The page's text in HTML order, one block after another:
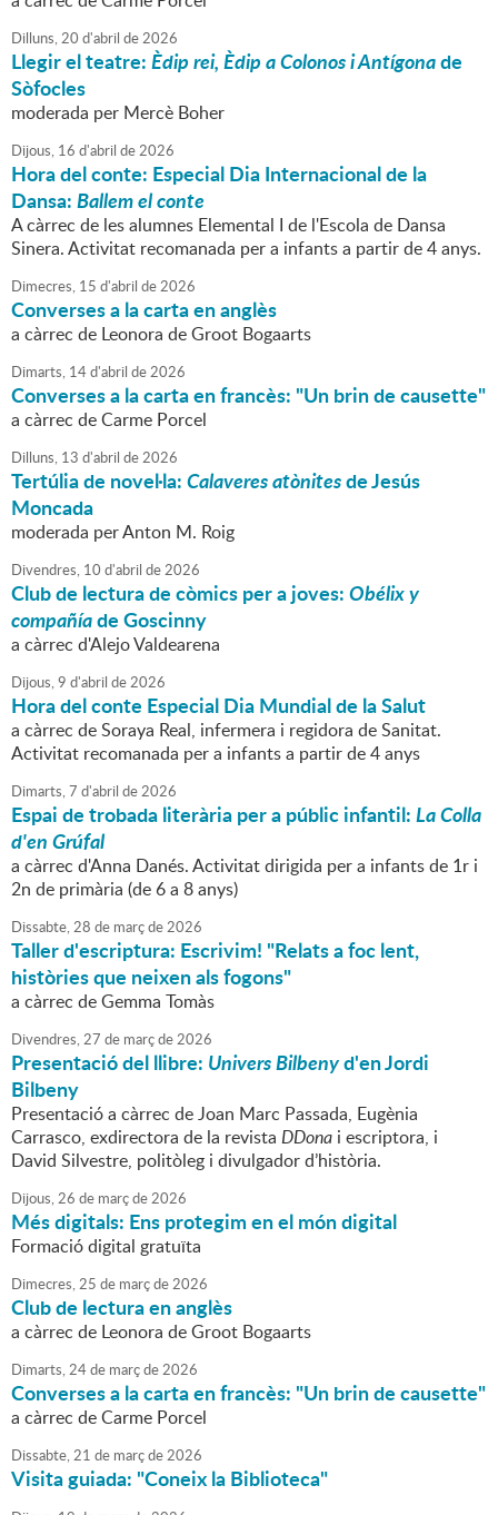
Dilluns,20 d'abril de2026
Llegir el teatre:Èdip rei, Èdip a Colonos i Antígonade
Sòfocles
moderada per Mercè Boher
Dijous, 16 d'abril de2026
Hora del conte: Especial Dia Internacional de la
Dansa:Ballem el conte
A càrrec de les alumnes Elemental I de l'Escola de Dansa
Sinera. Activitat recomanada per a infants a partir de 4 anys.
Dimecres, 15 d'abril de2026
Converses a la carta en anglès
a càrrec de Leonora de Groot Bogaarts
Dimarts, 14d'abril de2026
Converses a la carta en francès: "Un brin de causette"
a càrrec de Carme Porcel
Dilluns, 13 d'abril de2026
Tertúlia de novel·la:Calaveres atònitesde Jesús
Moncada
moderada per Anton M. Roig
Divendres, 10 d'abril de2026
Club de lectura de còmics per a joves:Obélix y
compañíade Goscinny
a càrrec d'Alejo Valdearena
Dijous,9 d'abril de2026
Hora del conte Especial Dia Mundial de la Salut
a càrrec de Soraya Real, infermera i regidora de Sanitat.
Activitat recomanada per a infants a partir de 4 anys
Dimarts,7 d'abril de2026
Espai de trobada literària per a públic infantil:La Colla
d'en Grúfal
a càrrec d'Anna Danés. Activitat dirigida per a infants de 1r i
2n de primària (de 6 a 8 anys)
Dissabte,28 de marçde2026
Taller d'escriptura: Escrivim! "Relats a foc lent,
històries que neixen als fogons"
a càrrec de Gemma Tomàs
Divendres,27 de marçde2026
Presentació del llibre: Univers Bilbenyd'en Jordi
Bilbeny
Presentació a càrrec de Joan Marc Passada, Eugènia
Carrasco, exdirectora de la revista DDona i escriptora, i
David Silvestre, politòleg i divulgador d’història.
Dijous,26 de marçde2026
Més digitals: Ens protegim en el món digital
Formació digital gratuïta
Dimecres,25 de marçde2026
Club de lectura en anglès
a càrrec de Leonora de Groot Bogaarts
Dimarts,24de marçde2026
Converses a la carta en francès: "Un brin de causette"
a càrrec de Carme Porcel
Dissabte,21 de marçde2026
Visita guiada: "Coneix la Biblioteca"